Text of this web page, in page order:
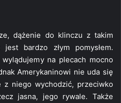
dążenie do klinczu z takim
bardzo złym pomysłem.
wylądujemy na plecach mocno
Amerykaninowi nie uda się
z niego wychodzić, przeciwko
jasna, jego rywale. Także